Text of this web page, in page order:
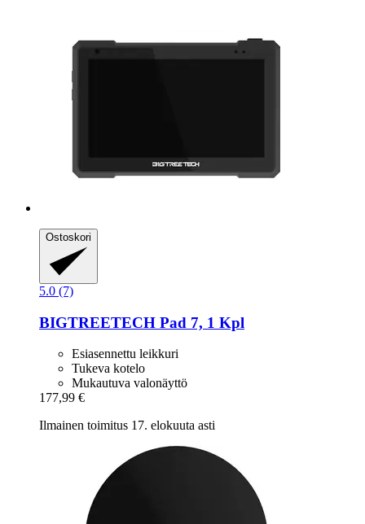
Ostoskori
5.0 (7)
BIGTREETECH Pad 7, 1 Kpl
Esiasennettu leikkuri
Tukeva kotelo
Mukautuva valonäyttö
177,99 €
Ilmainen toimitus 17. elokuuta asti